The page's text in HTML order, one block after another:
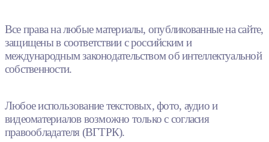
Все права на любые материалы, опубликованные на сайте,
защищены в соответствии с российским и
международным законодательством об интеллектуальной
собственности.
Любое использование текстовых, фото, аудио и
видеоматериалов возможно только с согласия
правообладателя (ВГТРК).